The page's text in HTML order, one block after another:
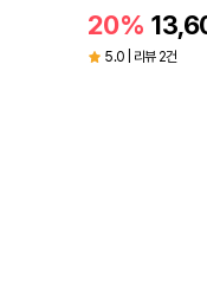
20%
5.0 | 리뷰 2건